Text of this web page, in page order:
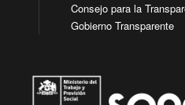
Consejo para la
Gobierno Transparente